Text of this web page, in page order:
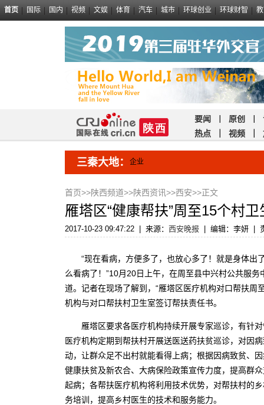
首页 国际 国内 视频 文娱 体育 汽车 城市 环球创业 环球财智
要闻 原创
热点
视频
三秦大地： 企业
首页>>陕西频道>>陕西资讯>>西安>>正文
雁塔区“健康帮扶”周至15个村卫
2017-10-23 09:47:22 来源： 西安晚报 编辑：李妍
“现在看病，方便多了，也放心多了！就是身体出
么看病了！”10月20日上午，在周至县中兴村公共服
道。记者在现场了解到，“雁塔区医疗机构对口帮扶周
机构与对口帮扶村卫生室签订帮扶责任书。
雁塔区要求各医疗机构持续开展专家巡诊，有针对
医疗机构定期到帮扶村开展送医送药扶贫巡诊，对因
动，让群众足不出村就能看得上病；根据因病致贫、
健康扶贫及新农合、大病保险政策宣传力度，提高群
起病；各帮扶医疗机构将利用技术优势，对帮扶村的
务培训，提高乡村医生的技术和服务能力。